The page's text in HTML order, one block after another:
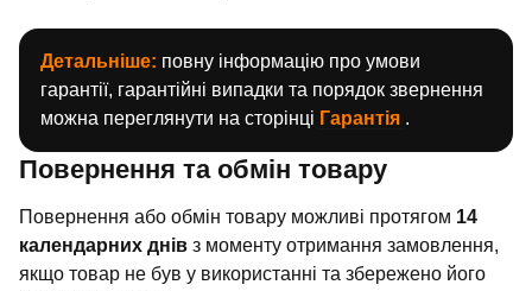
Детальніше: повну інформацію про умови
гарантії, гарантійні випадки та порядок звернення
можна переглянути на сторінці Гарантія .
Повернення та обмін товару
Повернення або обмін товару можливі протягом 14
календарних днів з моменту отримання замовлення,
якщо товар не був у використанні та збережено його